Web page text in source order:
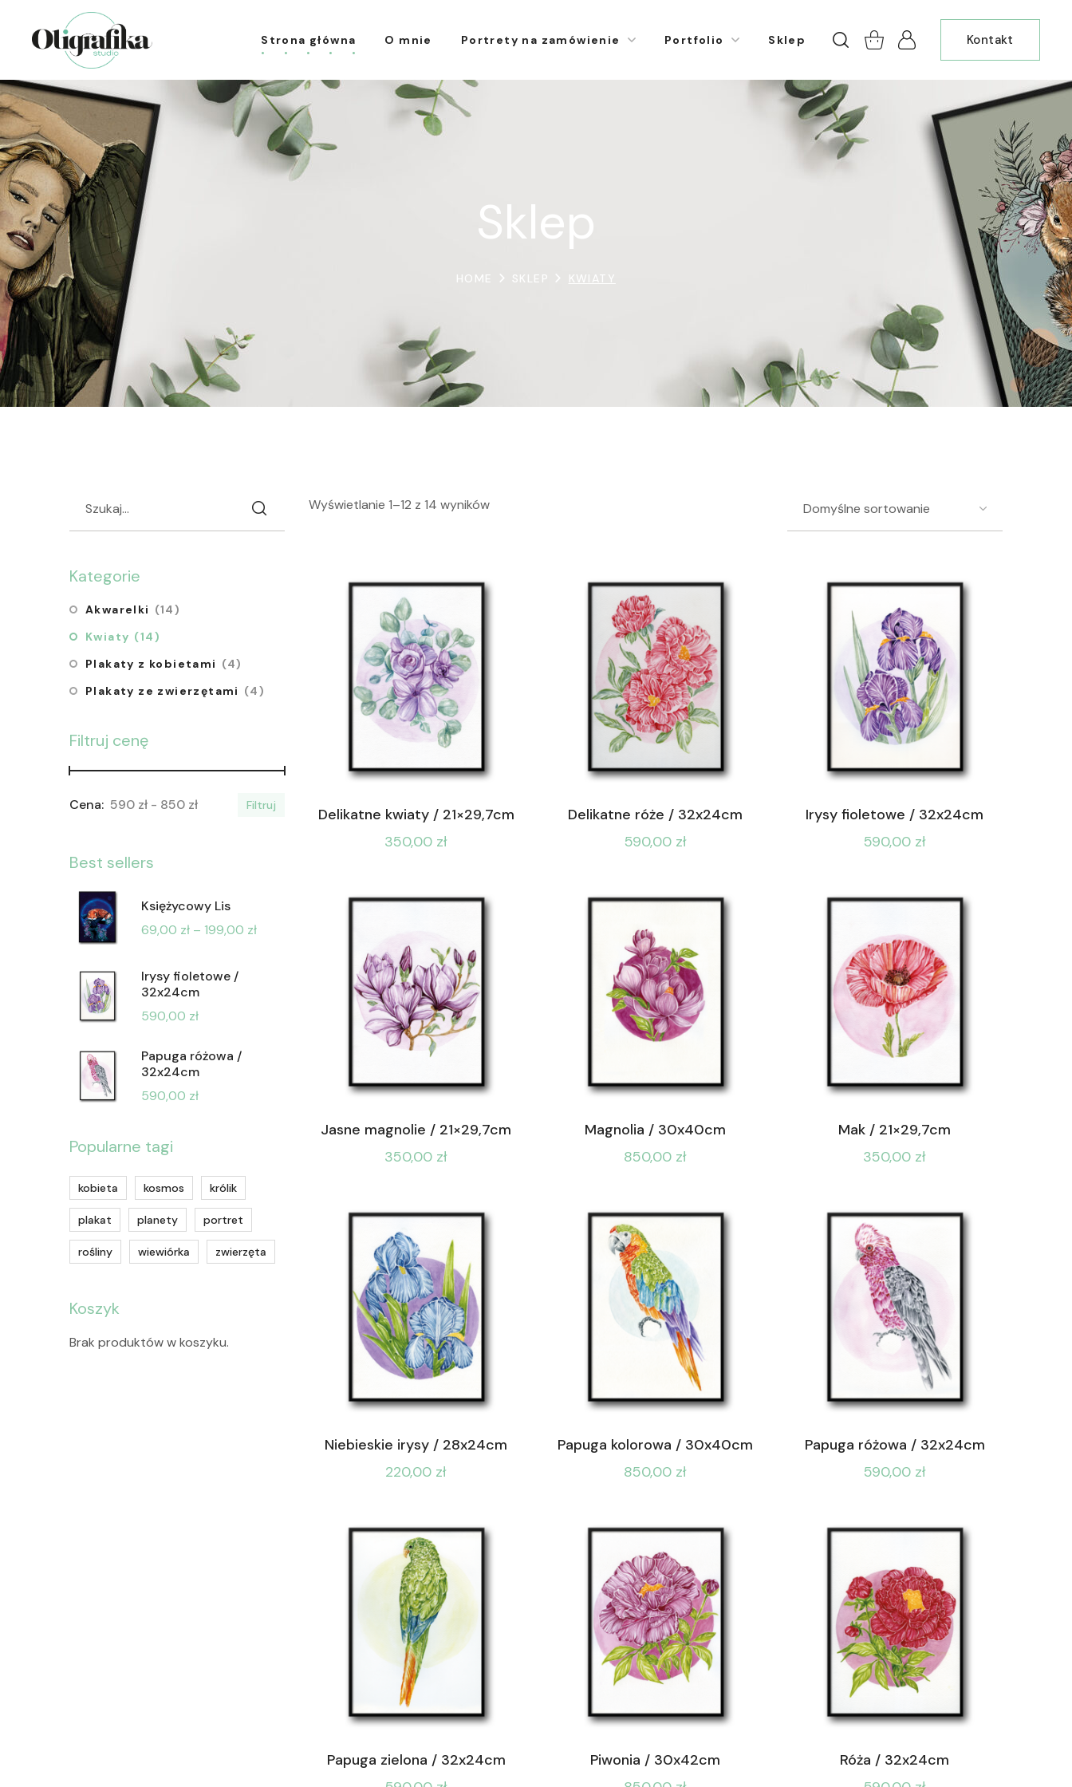
Strona główna O mnie Portrety na zamówienie Portfolio Sklep Kontakt
Sklep
HOME SKLEP KWIATY
Wyświetlanie 1–12 z 14 wyników
Delikatne kwiaty / 21×29,7cm
350,00 zł
Delikatne róże / 32x24cm
590,00 zł
Irysy fioletowe / 32x24cm
590,00 zł
Jasne magnolie / 21×29,7cm
350,00 zł
Magnolia / 30x40cm
850,00 zł
Mak / 21×29,7cm
350,00 zł
Niebieskie irysy / 28x24cm
220,00 zł
Papuga kolorowa / 30x40cm
850,00 zł
Papuga różowa / 32x24cm
590,00 zł
Papuga zielona / 32x24cm
Piwonia / 30x42cm
Róża / 32x24cm
Kategorie
Akwarelki (14)
Kwiaty (14)
Plakaty z kobietami (4)
Plakaty ze zwierzętami (4)
Filtruj cenę
Filtruj
590 zł 850 zł
Best sellers
Księżycowy Lis
69,00 zł – 199,00 zł
Irysy fioletowe /
32x24cm
590,00 zł
Papuga różowa /
32x24cm
590,00 zł
Popularne tagi
kobieta kosmos królik
plakat planety portret
rośliny wiewiórka zwierzęta
Koszyk
Brak produktów w koszyku.